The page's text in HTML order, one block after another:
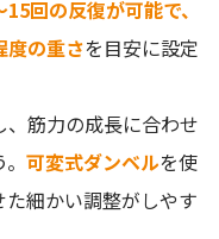
15回の反復が可能で、
度の重さを目安に設定
筋力の成長に合わせ
可変式ダンベルを使
細かい調整がしやす